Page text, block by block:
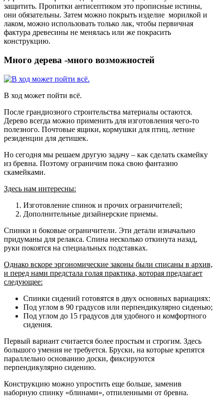
защитить. Пропитки антисептиком это прописные истины,
они обязательны. Затем можно покрыть изделие морилкой и
лаком, можно использовать только лак, чтобы первичная
фактура древесины не менялась или же покрасить
конструкцию.
Много дерева -много возможностей
В ход может пойти всё.
После грандиозного строительства материалы остаются.
Дерево всегда можно применить для изготовления чего-то
полезного. Почтовые ящики, кормушки для птиц, летние
резиденции для детишек.
Но сегодня мы решаем другую задачу – как сделать скамейку
из бревна. Поэтому ограничим пока свою фантазию
скамейками.
Здесь нам интересны:
Изготовление спинок и прочих ограничителей;
Дополнительные дизайнерские приемы.
Спинки и боковые ограничители. Эти детали изначально
придуманы для релакса. Спина несколько откинута назад,
руки покоятся на специальных подставках.
Однако вскоре эргономические законы были списаны в архив,
и перед нами предстала голая практика, которая предлагает
следующее:
Спинки сидений готовятся в двух основных вариациях:
Под углом в 90 градусов или перпендикулярно сиденью;
Под углом до 15 градусов для удобного и комфортного
сидения.
Первый вариант считается более простым и строгим. Здесь
большого умения не требуется. Бруски, на которые крепятся
параллельно основанию доски, фиксируются
перпендикулярно сидению.
Конструкцию можно упростить еще больше, заменив
наборную спинку «блинами», отпиленными от бревна.